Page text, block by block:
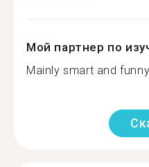
Мой партнер по
Mainly smart and